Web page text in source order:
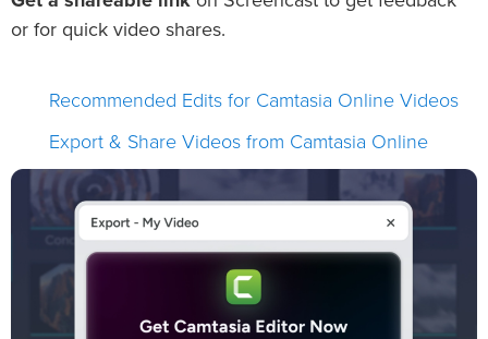
or for quick video shares.
Recommended Edits for Camtasia Online Videos
Export & Share Videos from Camtasia Online